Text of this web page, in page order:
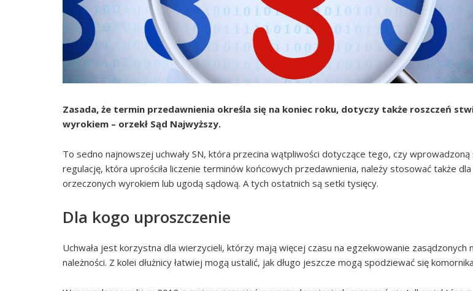
Zasada, że termin przedawnienia określa się na koniec roku, dotyczy także roszczeń
wyrokiem – orzekł Sąd Najwyższy.
To sedno najnowszej uchwały SN, która przecina wątpliwości dotyczące tego, czy
regulację, która uprościła liczenie terminów końcowych przedawnienia, należy stosować także
orzeczonych wyrokiem lub ugodą sądową. A tych ostatnich są setki tysięcy.
Dla kogo uproszczenie
Uchwała jest korzystna dla wierzycieli, którzy mają więcej czasu na egzekwowanie zasądzonych
należności. Z kolei dłużnicy łatwiej mogą ustalić, jak długo jeszcze mogą spodziewać się